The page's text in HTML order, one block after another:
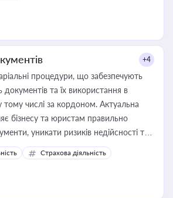
+4
процедури, що забезпечують
та їх використання в
тому числі за кордоном. Актуальна
бізнесу та юристам правильно
уникати ризиків недійсності та
прийняття органами влади та
Страхова діяльність